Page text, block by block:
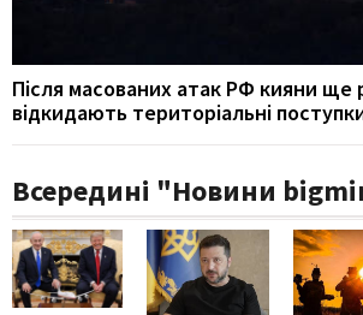
Після масованих атак РФ кияни ще
відкидають територіальні
Всередині "Новини